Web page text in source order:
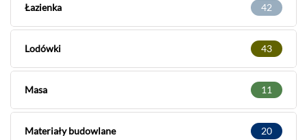
Łazienka 42
Lodówki 43
Masa 11
Materiały budowlane 20